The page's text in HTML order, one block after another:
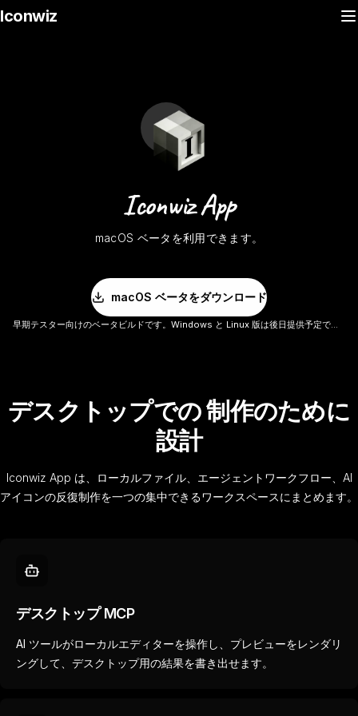
Iconwiz
Iconwiz App
macOS ベータを利用できます。
macOS ベータをダウンロード
早期テスター向けのベータビルドです。Windows と Linux 版は後日提供予定です。
デスクトップでの制作のために
設計
Iconwiz App は、ローカルファイル、エージェントワークフロー、AI
アイコンの反復制作を一つの集中できるワークスペースにまとめます。
デスクトップ MCP
AI ツールがローカルエディターを操作し、プレビューをレンダリ
ングして、デスクトップ用の結果を書き出せます。